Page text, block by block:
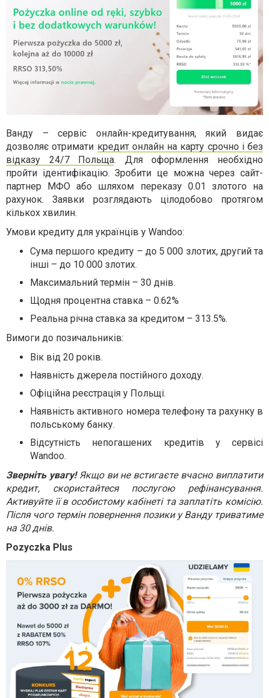
Ванду – сервіс онлайн-кредитування, який видає
дозволяє отримати кредит онлайн на карту срочно і без
відказу 24/7 Польща. Для оформлення необхідно
пройти ідентифікацію. Зробити це можна через сайт-
партнер МФО або шляхом переказу 0.01 злотого на
рахунок. Заявки розглядають цілодобово протягом
кількох хвилин.
Умови кредиту для українців у Wandoo:
Сума першого кредиту – до 5 000 злотих, другий та
інші – до 10 000 злотих.
Максимальний термін – 30 днів.
Щодня процентна ставка – 0.62%
Реальна річна ставка за кредитом – 313.5%.
Вимоги до позичальників:
Вік від 20 років.
Наявність джерела постійного доходу.
Офіційна реєстрація у Польщі.
Наявність активного номера телефону та рахунку в
польському банку.
Відсутність непогашених кредитів у сервісі
Wandoo.
Зверніть увагу!Якщо ви не встигаєте вчасно виплатити
кредит, скористайтеся послугою рефінансування.
Активуйте її в особистому кабінеті та заплатіть комісію.
Після чого термін повернення позики у Ванду триватиме
на 30 днів.
Pozyczka Plus